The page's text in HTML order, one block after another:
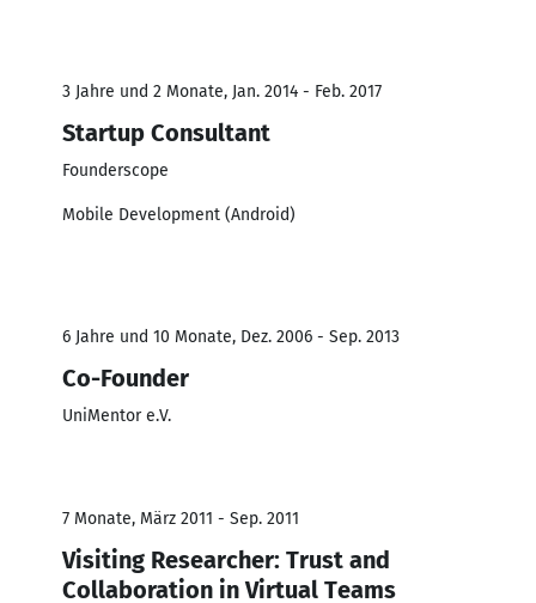
3 Jahre und 2 Monate, Jan. 2014 - Feb. 2017
Startup Consultant
Founderscope
Mobile Development (Android)
6 Jahre und 10 Monate, Dez. 2006 - Sep. 2013
Co-Founder
UniMentor e.V.
7 Monate, März 2011 - Sep. 2011
Visiting Researcher: Trust and
Collaboration in Virtual Teams